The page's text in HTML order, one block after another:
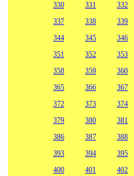
330
331 332
337
338 339
344
345 346
351
352 353
358
359 360
365
366 367
372
373 374
379
380 381
386
387 388
393
394 395
400
401 402